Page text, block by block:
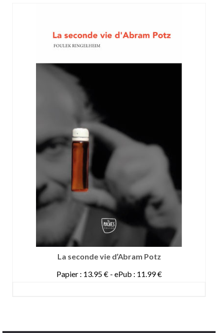
La seconde vie d’Abram Potz
Papier : 13.95 € - ePub : 11.99 €